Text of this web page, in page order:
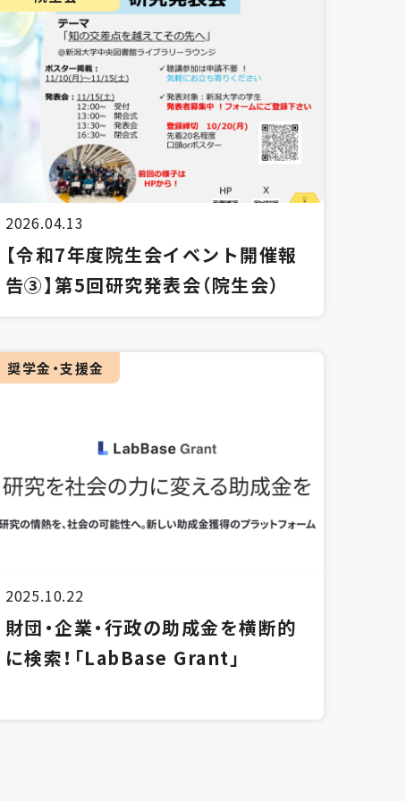
2026.04.13
【令和7年度院生会イベント開催報
告③】第5回研究発表会（院生会）
奨学金・支援金
2025.10.22
財団・企業・行政の助成金を横断的
に検索！「LabBase Grant」